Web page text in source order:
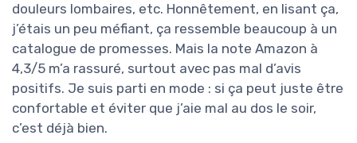
douleurs lombaires, etc. Honnêtement, en lisant ça,
j’étais un peu méfiant, ça ressemble beaucoup à un
catalogue de promesses. Mais la note Amazon à
4,3/5 m’a rassuré, surtout avec pas mal d’avis
positifs. Je suis parti en mode : si ça peut juste être
confortable et éviter que j’aie mal au dos le soir,
c’est déjà bien.